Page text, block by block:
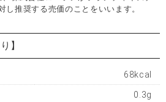
し推奨する売価のことをいいます。
】
68kcal
0.3g